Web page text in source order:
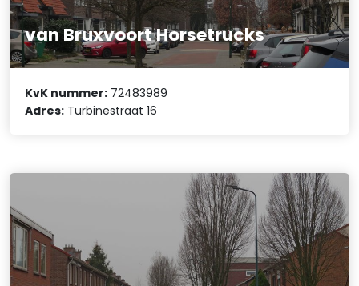
van Bruxvoort Horsetrucks
KvK nummer: 72483989
Adres: Turbinestraat 16